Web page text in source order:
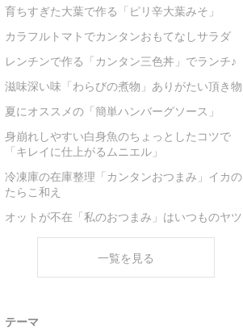
育ちすぎた大葉で作る「ピリ辛大葉みそ」
カラフルトマトでカンタンおもてなしサラダ
レンチンで作る「カンタン三色丼」でランチ♪
滋味深い味「わらびの煮物」ありがたい頂き物
夏にオススメの「簡単ハンバーグソース」
身崩れしやすい白身魚のちょっとしたコツで
「キレイに仕上がるムニエル」
冷凍庫の在庫整理「カンタンおつまみ」イカの
たらこ和え
オットが不在「私のおつまみ」はいつものヤツ
一覧を見る
テーマ